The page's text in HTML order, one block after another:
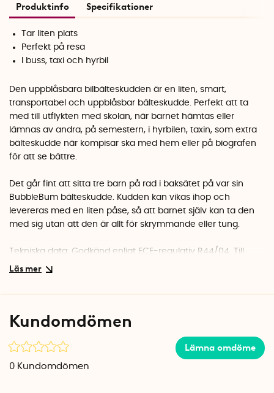
Produktinfo Specifikationer
Tar liten plats
Perfekt på resa
I buss, taxi och hyrbil
Den uppblåsbara bilbälteskudden är en liten, smart,
transportabel och uppblåsbar bälteskudde. Perfekt att ta
med till utflykten med skolan, när barnet hämtas eller
lämnas av andra, på semestern, i hyrbilen, taxin, som extra
bälteskudde när kompisar ska med hem eller på biografen
för att se bättre.
Det går fint att sitta tre barn på rad i baksätet på var sin
BubbleBum bälteskudde. Kudden kan vikas ihop och
levereras med en liten påse, så att barnet själv kan ta den
med sig utan att den är allt för skrymmande eller tung.
Tekniska data: Godkänd enligt ECE-regulativ R44/04. Till
barn i åldern 4 -11 år / 15-36 kg / 1.35 meter. Får endast
Kundomdömen
Lämna omdöme
0 Kundomdömen